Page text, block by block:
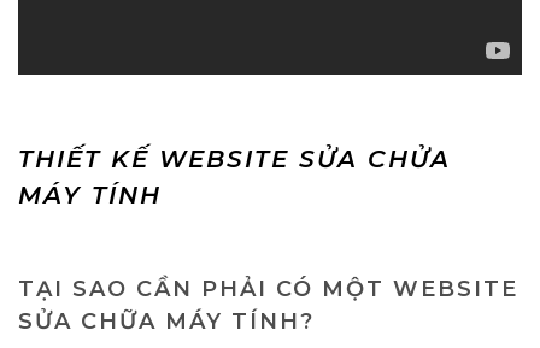
THIẾT KẾ WEBSITE SỬA CHỬA
MÁY TÍNH
TẠI SAO CẦN PHẢI CÓ MỘT WEBSITE
SỬA CHỮA MÁY TÍNH?